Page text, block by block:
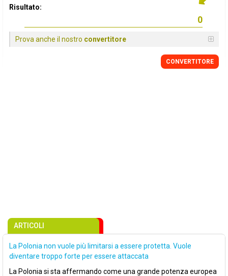
Risultato:
Prova anche il nostro convertitore
CONVERTITORE
ARTICOLI
La Polonia non vuole più limitarsi a essere protetta. Vuole
diventare troppo forte per essere attaccata
La Polonia si sta affermando come una grande potenza europea